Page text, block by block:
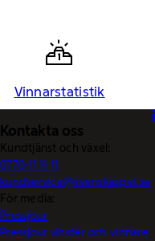
Vinnarstatistik
Kontakta oss
Kundtjänst och växel:
0770-11 11 11
kundservice@svenskaspel.se
För media:
Pressjour
Pressjour vinster och vinnare